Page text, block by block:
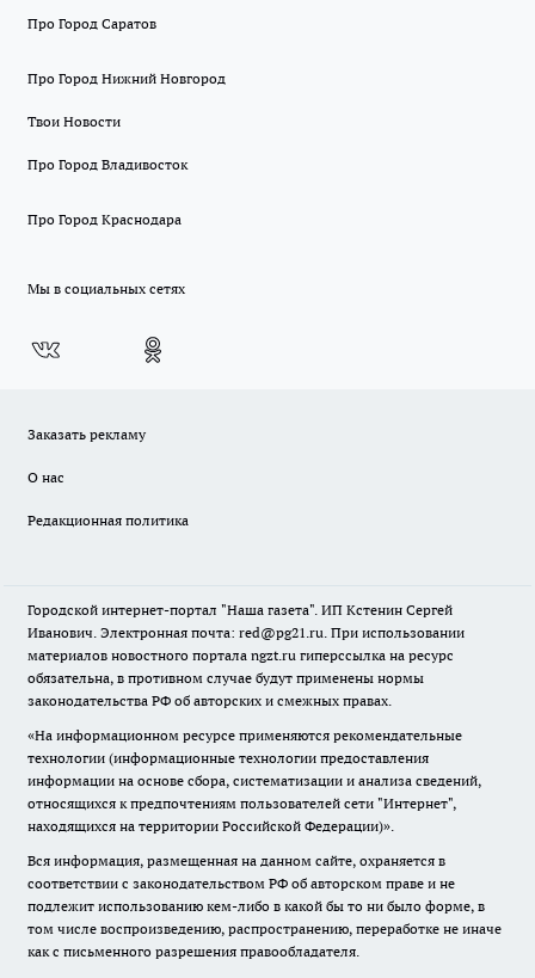
Про Город Саратов
Про Город Нижний Новгород
Твои Новости
Про Город Владивосток
Про Город Краснодара
Мы в социальных сетях
Заказать рекламу
О нас
Редакционная политика
Городской интернет-портал "Наша газета". ИП Кстенин Сергей
Иванович. Электронная почта: red@pg21.ru. При использовании
материалов новостного портала ngzt.ru гиперссылка на ресурс
обязательна, в противном случае будут применены нормы
законодательства РФ об авторских и смежных правах.
«На информационном ресурсе применяются рекомендательные
технологии (информационные технологии предоставления
информации на основе сбора, систематизации и анализа сведений,
относящихся к предпочтениям пользователей сети "Интернет",
находящихся на территории Российской Федерации)».
Вся информация, размещенная на данном сайте, охраняется в
соответствии с законодательством РФ об авторском праве и не
подлежит использованию кем-либо в какой бы то ни было форме, в
том числе воспроизведению, распространению, переработке не иначе
как с письменного разрешения правообладателя.